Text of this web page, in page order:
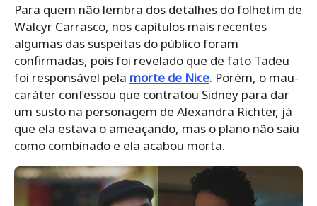
Para quem não lembra dos detalhes do folhetim de
Walcyr Carrasco, nos capítulos mais recentes
algumas das suspeitas do público foram
confirmadas, pois foi revelado que de fato Tadeu
foi responsável pela morte de Nice. Porém, o mau-
caráter confessou que contratou Sidney para dar
um susto na personagem de Alexandra Richter, já
que ela estava o ameaçando, mas o plano não saiu
como combinado e ela acabou morta.